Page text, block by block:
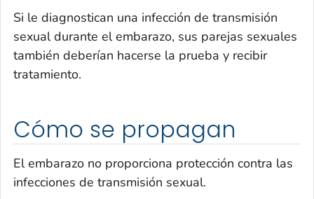
Si le diagnostican una infección de transmisión
sexual durante el embarazo, sus parejas sexuales
también deberían hacerse la prueba y recibir
tratamiento.
Cómo se propagan
El embarazo no proporciona protección contra las
infecciones de transmisión sexual.